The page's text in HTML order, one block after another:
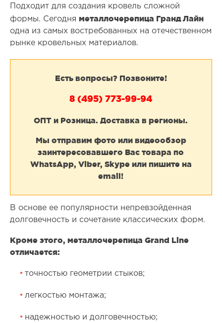
Подходит для создания кровель сложной
формы. Сегодня металлочерепица Гранд Лайн
одна из самых востребованных на отечественном
рынке кровельных материалов.
Есть вопросы? Позвоните!
8 (495) 773-99-94
ОПТ и Розница. Доставка в регионы.
Мы отправим фото или видеообзор
заинтересовавшего Вас товара по
WhatsApp, Viber, Skype или пишите на
email!
В основе ее популярности непревзойденная
долговечность и сочетание классических форм.
Кроме этого, металлочерепица Grand Line
отличается:
точностью геометрии стыков;
легкостью монтажа;
надежностью и долговечностью;